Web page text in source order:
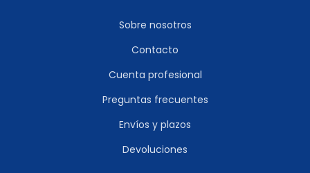
Sobre nosotros
Contacto
Cuenta profesional
Preguntas frecuentes
Envíos y plazos
Devoluciones